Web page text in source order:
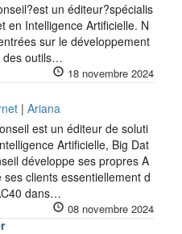
un éditeur?spécialis
en Intelligence Artificielle. N
sur le développement
des outils…
18 novembre 2024
| Ariana
est un éditeur de soluti
Artificielle, Big Dat
développe ses propres A
clients essentiellement d
dans…
08 novembre 2024